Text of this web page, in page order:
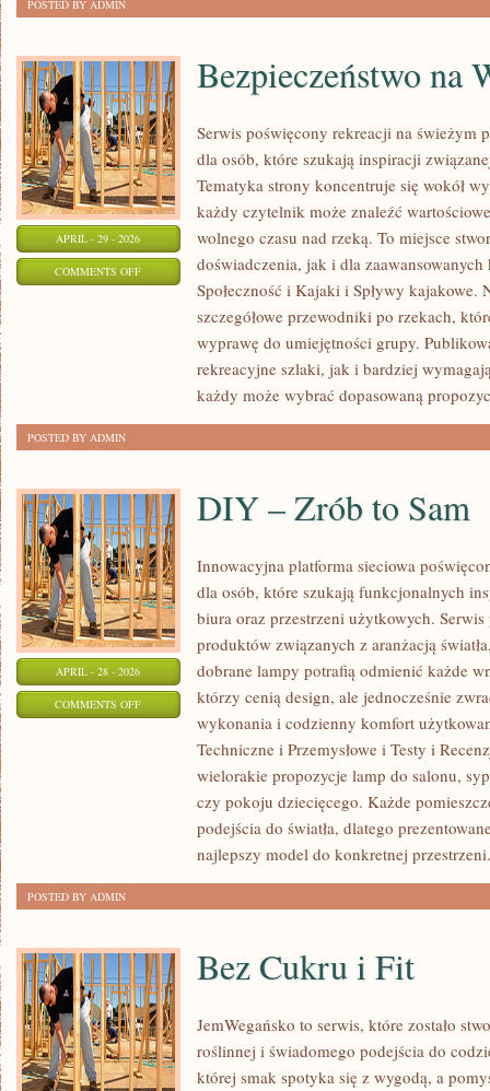
POSTED BY ADMIN
APRIL - 29 - 2026
COMMENTS OFFON
BEZPIECZEŃSTWO
Bezpieczeństwo na
Serwis poświęcony rekreacji na świeżym
dla osób, które szukają inspiracji
Tematyka strony koncentruje się wokół
każdy czytelnik może znaleźć
wolnego czasu nad rzeką. To miejsce
doświadczenia, jak i dla
Społeczność i Kajaki i Spływy kajakowe.
szczegółowe przewodniki po rzekach,
wyprawę do umiejętności grupy.
rekreacyjne szlaki, jak i bardziej
każdy może wybrać dopasowaną
POSTED BY ADMIN
APRIL - 28 - 2026
COMMENTS OFFON
DIY – Zrób to Sam
Innowacyjna platforma sieciowa
dla osób, które szukają funkcjonalnych
biura oraz przestrzeni użytkowych.
produktów związanych z aranżacją
dobrane lampy potrafią odmienić każde
którzy cenią design, ale jednocześnie
wykonania i codzienny komfort
Techniczne i Przemysłowe i Testy i
wielorakie propozycje lamp do salonu,
czy pokoju dziecięcego. Każde
podejścia do światła, dlatego
najlepszy model do konkretnej przestrzeni.
POSTED BY ADMIN
Bez Cukru i Fit
JemWegańsko to serwis, które zostało
roślinnej i świadomego podejścia do
której smak spotyka się z wygodą, a